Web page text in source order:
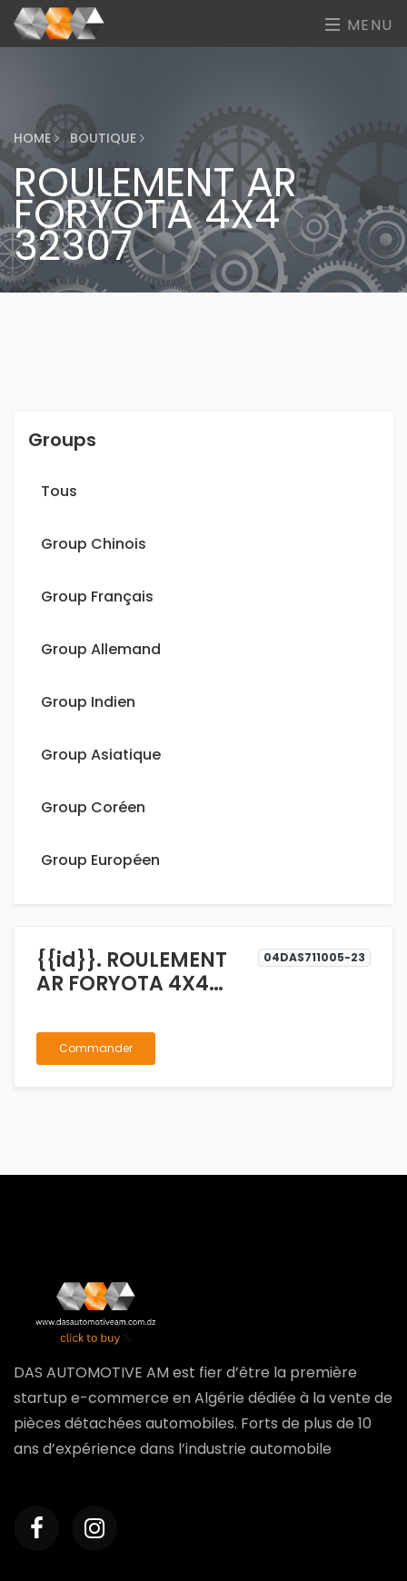
MENU
HOME BOUTIQUE
ROULEMENT AR
FORYOTA 4X4
32307
Groups
Tous
Group Chinois
Group Français
Group Allemand
Group Indien
Group Asiatique
Group Coréen
Group Européen
{{id}}. ROULEMENT
AR FORYOTA 4X4
04DAS711005-23
Commander
DAS AUTOMOTIVE AM est fier d’être la première
startup e-commerce en Algérie dédiée à la vente de
pièces détachées automobiles. Forts de plus de 10
ans d’expérience dans l’industrie automobile